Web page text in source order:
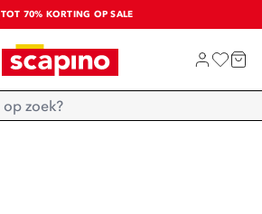
TOT 70% KORTING OP SALE
SALE: LAATSTE KANS!
SHOP NIEUW
Home